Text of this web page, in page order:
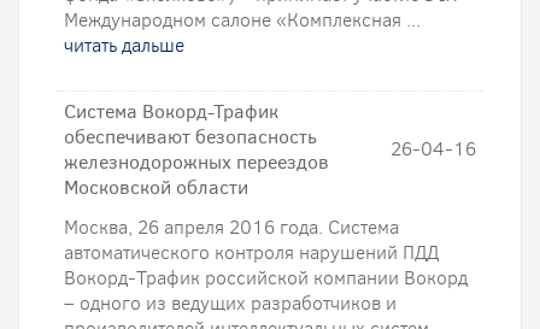
Международном салоне «Комплексная ...
читать дальше
Система Вокорд-Трафик
обеспечивают безопасность
железнодорожных переездов
Московской области
26-04-16
Москва, 26 апреля 2016 года. Система
автоматического контроля нарушений ПДД
Вокорд-Трафик российской компании Вокорд
– одного из ведущих разработчиков и